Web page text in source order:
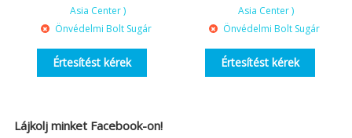
Asia Center )
Önvédelmi Bolt Sugár
Értesítést kérek
Asia Center )
Önvédelmi Bolt Sugár
Értesítést kérek
Lájkolj minket Facebook-on!